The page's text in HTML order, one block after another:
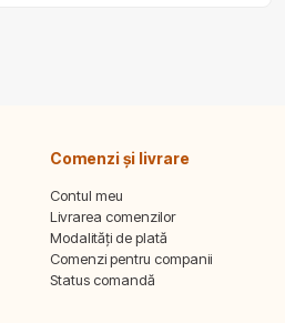
Comenzi și livrare
Contul meu
Livrarea comenzilor
Modalități de plată
Comenzi pentru companii
Status comandă